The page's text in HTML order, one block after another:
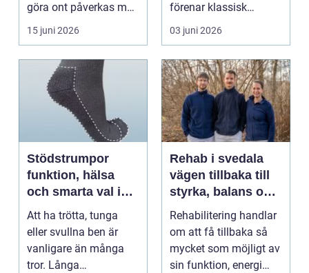
göra ont påverkas mer
15 juni 2026
förenar klassisk
massage med
energibas...
03 juni 2026
Stödstrumpor
funktion, hälsa
och smarta val i
vardagen
Att ha trötta, tunga
eller svullna ben är
vanligare än många
tror. Långa
Rehab i svedala
vägen tillbaka till
styrka, balans och
vardag
Rehabilitering handlar
om att få tillbaka så
mycket som möjligt av
sin funktion, energi